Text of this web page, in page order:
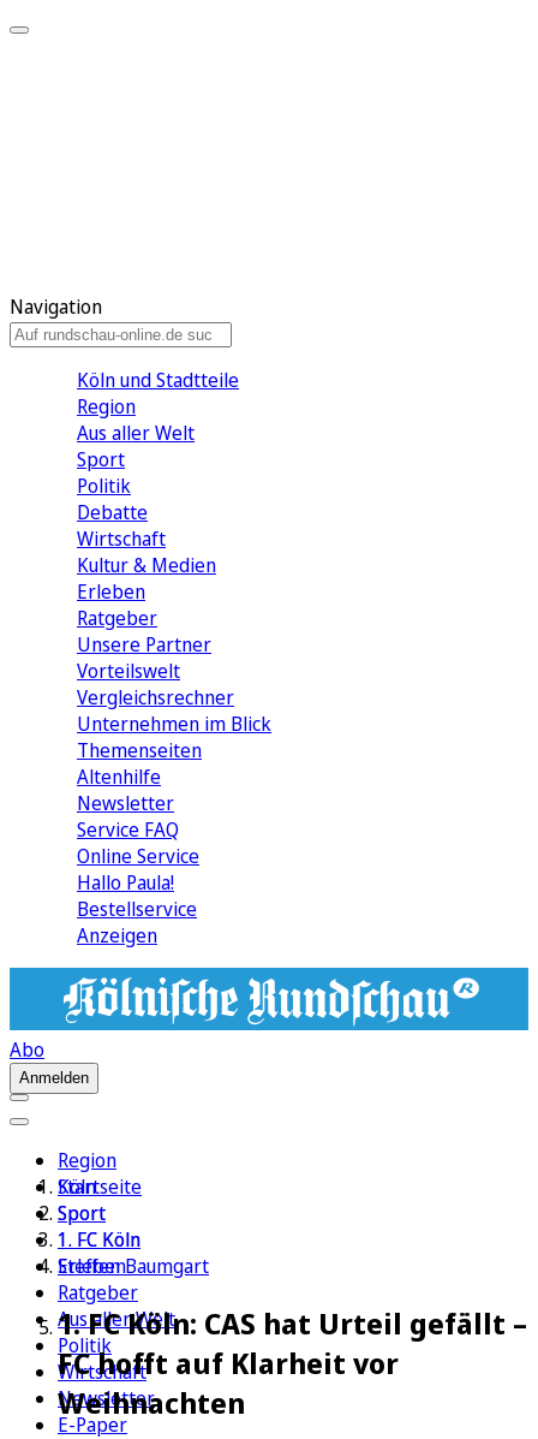
Navigation
Köln und Stadtteile
Region
Aus aller Welt
Sport
Politik
Debatte
Wirtschaft
Kultur & Medien
Erleben
Ratgeber
Unsere Partner
Vorteilswelt
Vergleichsrechner
Unternehmen im Blick
Themenseiten
Altenhilfe
Newsletter
Service FAQ
Online Service
Hallo Paula!
Bestellservice
Anzeigen
Abo
Anmelden
Region
Köln
Sport
1. FC Köln
Erleben
Ratgeber
Aus aller Welt
Politik
Wirtschaft
Newsletter
E-Paper
Startseite
Sport
1. FC Köln
Steffen Baumgart
1. FC Köln: CAS hat Urteil gefällt –
FC hofft auf Klarheit vor
Weihnachten